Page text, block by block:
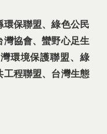
環保聯盟、綠色公民
灣協會、蠻野心足生
環境保護聯盟、 綠
工程聯盟、台灣生態